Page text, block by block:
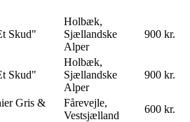
Skud"
Holbæk,
Sjællandske
Alper
900 kr.
Skud"
Holbæk,
Sjællandske
Alper
900 kr.
Gris &
Fårevejle,
Vestsjælland
600 kr.